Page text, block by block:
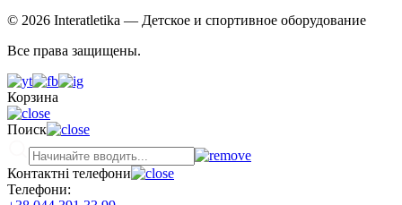
© 2026 Interatletika — Детское и спортивное оборудование
Все права защищены.
Корзина
Поиск
Контактні телефони
Телефони: